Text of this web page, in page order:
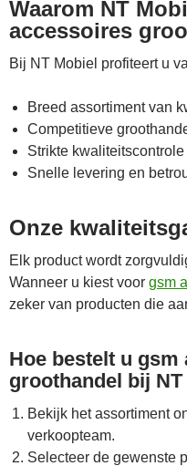
Waarom NT
accessoires
Bij NT Mobiel profiteert u
Breed assortiment van
Competitieve
Strikte kwaliteitscontrole
Snelle levering en
Onze
Elk product wordt
Wanneer u kiest voor gsm
zeker van producten die
Hoe bestelt u gsm
groothandel bij
Bekijk het assortiment
verkoopteam.
Selecteer de gewenste